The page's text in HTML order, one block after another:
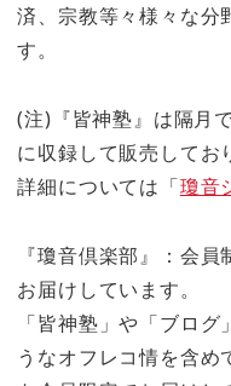
済、宗教等々様々な分
す。
(注)『皆神塾』は隔月
に収録して販売してお
詳細については「瓊音
『瓊音倶楽部』：会
お届けしています。
「皆神塾」や「ブロ
うなオフレコ情を含め